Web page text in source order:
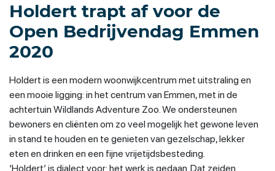
Holdert trapt af voor de
Open Bedrijvendag Emmen
2020
Holdert is een modern woonwijkcentrum met uitstraling en
een mooie ligging: in het centrum van Emmen, met in de
achtertuin Wildlands Adventure Zoo. We ondersteunen
bewoners en cliënten om zo veel mogelijk het gewone leven
in stand te houden en te genieten van gezelschap, lekker
eten en drinken en een fijne vrijetijdsbesteding.
‘Holdert’ is dialect voor: het werk is gedaan. Dat zeiden